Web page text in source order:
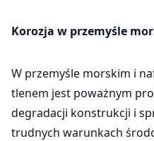
Korozja w przemyśle
W przemyśle morskim i
tlenem jest poważnym
degradacji konstrukcji i
trudnych warunkach